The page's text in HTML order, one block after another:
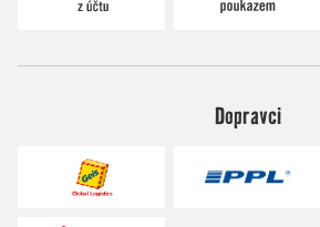
Dopravci